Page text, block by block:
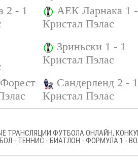
2 - 1
АЕК Ларнака 1
Кристал Пэлас
Зриньски 1 - 1
Кристал Пэлас
Сандерленд 2 - 1
Кристал Пэлас
ТРАНСЛЯЦИИ ФУТБОЛА ОНЛАЙН,
- ТЕННИС - БИАТЛОН - ФОРМУЛА 1 -